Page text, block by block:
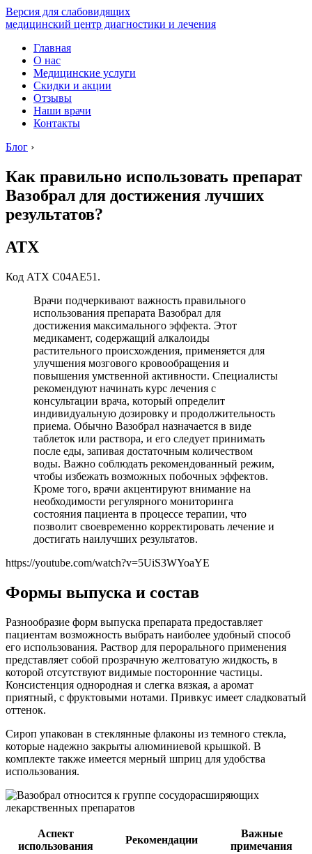
Версия для слабовидящих
медицинский центр диагностики и лечения
Главная
О нас
Медицинские услуги
Скидки и акции
Отзывы
Наши врачи
Контакты
Блог ›
Как правильно использовать препарат
Вазобрал для достижения лучших
результатов?
АТХ
Код АТХ C04AE51.
Врачи подчеркивают важность правильного
использования препарата Вазобрал для
достижения максимального эффекта. Этот
медикамент, содержащий алкалоиды
растительного происхождения, применяется для
улучшения мозгового кровообращения и
повышения умственной активности. Специалисты
рекомендуют начинать курс лечения с
консультации врача, который определит
индивидуальную дозировку и продолжительность
приема. Обычно Вазобрал назначается в виде
таблеток или раствора, и его следует принимать
после еды, запивая достаточным количеством
воды. Важно соблюдать рекомендованный режим,
чтобы избежать возможных побочных эффектов.
Кроме того, врачи акцентируют внимание на
необходимости регулярного мониторинга
состояния пациента в процессе терапии, что
позволит своевременно корректировать лечение и
достигать наилучших результатов.
https://youtube.com/watch?v=5UiS3WYoaYE
Формы выпуска и состав
Разнообразие форм выпуска препарата предоставляет
пациентам возможность выбрать наиболее удобный способ
его использования. Раствор для перорального применения
представляет собой прозрачную желтоватую жидкость, в
которой отсутствуют видимые посторонние частицы.
Консистенция однородная и слегка вязкая, а аромат
приятный, с фруктовыми нотами. Привкус имеет сладковатый
оттенок.
Сироп упакован в стеклянные флаконы из темного стекла,
которые надежно закрыты алюминиевой крышкой. В
комплекте также имеется мерный шприц для удобства
использования.
Аспект
использования
Рекомендации
Важные
примечания